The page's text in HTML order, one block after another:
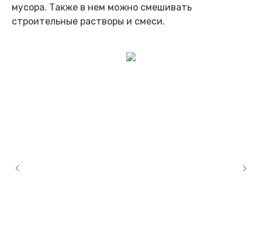
мусора. Также в нем можно смешивать
строительные растворы и смеси.